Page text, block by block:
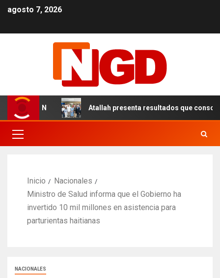
agosto 7, 2026
el DN Atallah presenta resultados que consolidan
Inicio
Nacionales
Ministro de Salud informa que el Gobierno ha
invertido 10 mil millones en asistencia para
parturientas haitianas
NACIONALES